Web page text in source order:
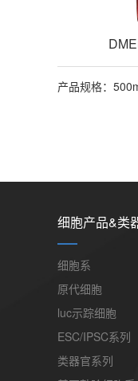
产品规格：
细胞产品&类
细胞系
原代细胞
luc示踪细胞
ESC/IPSC系列
类器官系列